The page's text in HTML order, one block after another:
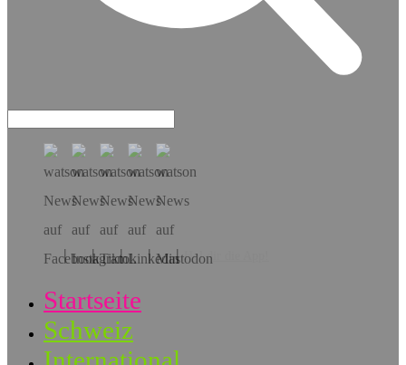
Hol dir die App!
Startseite
Schweiz